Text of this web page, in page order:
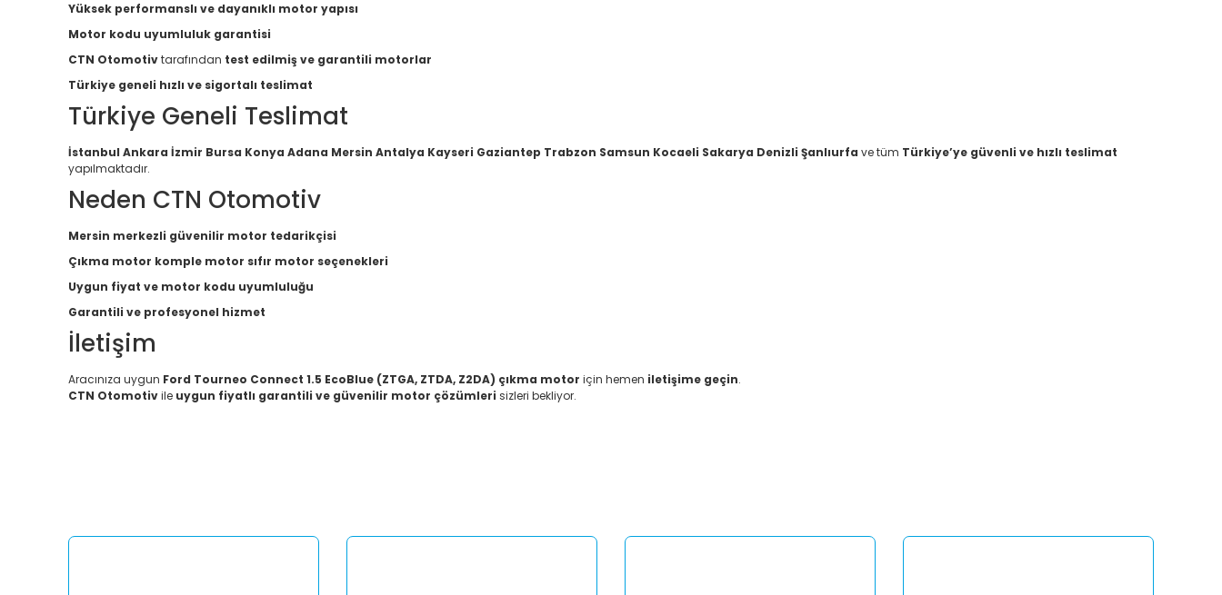
Yüksek performanslı ve dayanıklı motor yapısı
Motor kodu uyumluluk garantisi
CTN Otomotivtarafından test edilmiş ve garantili motorlar
Türkiye geneli hızlı ve sigortalı teslimat
Türkiye Geneli Teslimat
İstanbul Ankara İzmir Bursa Konya Adana Mersin Antalya Kayseri Gaziantep Trabzon Samsun Kocaeli Sakarya Denizli Şanlıurfa ve tüm Türkiye’ye güvenli ve hızlı teslimat
yapılmaktadır.
Neden CTN Otomotiv
Mersin merkezli güvenilir motor tedarikçisi
Çıkma motor komple motor sıfır motor seçenekleri
Uygun fiyat ve motor kodu uyumluluğu
Garantili ve profesyonel hizmet
İletişim
Aracınıza uygun Ford Tourneo Connect 1.5 EcoBlue (ZTGA, ZTDA, Z2DA) çıkma motor için hemen iletişime geçin.
CTN Otomotivile uygun fiyatlı garantili ve güvenilir motor çözümleri sizleri bekliyor.
Ürün bilgilerinde hatalar bulunuyor.